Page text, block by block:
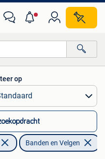
op
Banden en Velgen